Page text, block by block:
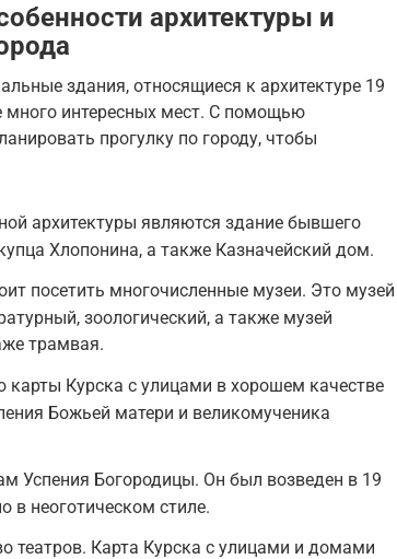
архитектуры и
здания, относящиеся к архитектуре 19
много интересных мест. С помощью
прогулку по городу, чтобы
архитектуры являются здание бывшего
Хлопонина, а также Казначейский дом.
посетить многочисленные музеи. Это музей
зоологический, а также музей
трамвая.
Курска с улицами в хорошем качестве
Божьей матери и великомученика
Успения Богородицы. Он был возведен в 19
в неоготическом стиле.
театров. Карта Курска с улицами и домами